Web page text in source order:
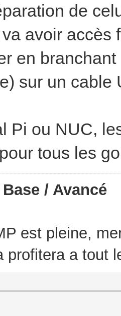
de
avoir accès
en
sur un cable
Pi ou NUC,
tous les
/ Avancé
est pleine,
profitera a tout